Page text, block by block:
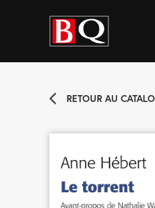
RETOUR AU